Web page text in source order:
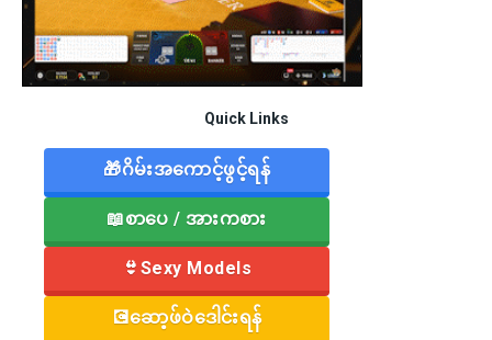
Quick Links
🎁ဂိမ်းအကောင့်ဖွင့်ရန်
📖စာပေ / အားကစား
👙Sexy Models
💽ဆော့ဖ်ဝဲဒေါင်းရန်